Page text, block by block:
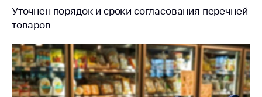
Уточнен порядок и сроки согласования перечней
товаров